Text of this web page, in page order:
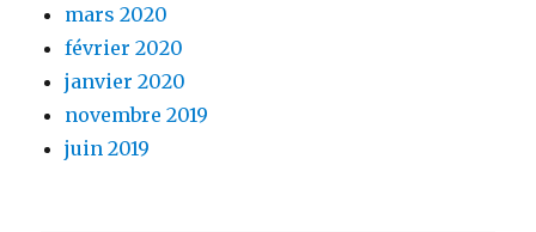
mars 2020
février 2020
janvier 2020
novembre 2019
juin 2019